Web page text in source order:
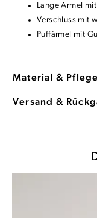
Lange Ärmel
Verschluss mit
Puffärmel mit
Material & Pflege
Versand &